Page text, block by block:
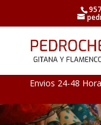
Envios 24-48